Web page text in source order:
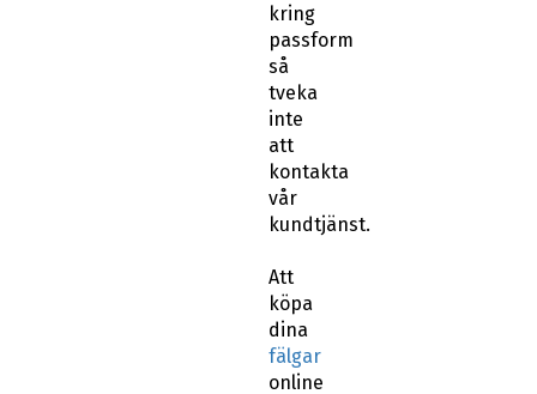
kring
passform
så
tveka
inte
att
kontakta
vår
kundtjänst.
Att
köpa
dina
fälgar
online